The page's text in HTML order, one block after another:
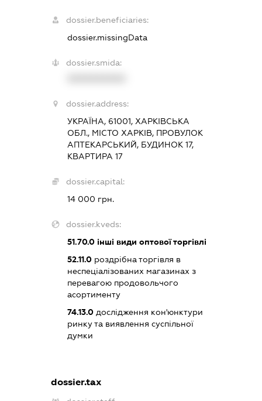
dossier.beneficiaries:
dossier.missingData
dossier.smida:
dossier.address:
УКРАЇНА, 61001, ХАРКІВСЬКА
ОБЛ., МІСТО ХАРКІВ, ПРОВУЛОК
АПТЕКАРСЬКИЙ, БУДИНОК 17,
КВАРТИРА 17
dossier.capital:
14 000 грн.
dossier.kveds:
51.70.0інші види оптової торгівлі
52.11.0роздрібна торгівля в
неспеціалізованих магазинах з
перевагою продовольчого
асортименту
74.13.0дослідження кон'юнктури
ринку та виявлення суспільної
думки
dossier.tax